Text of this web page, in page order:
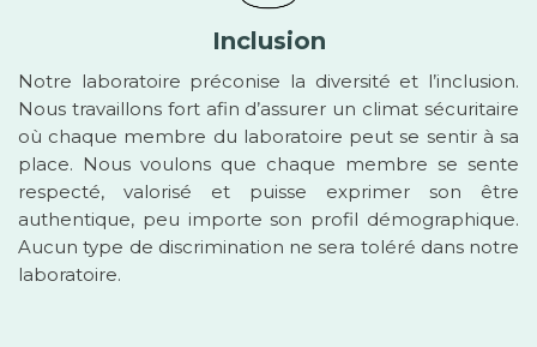
Inclusion
Notre laboratoire préconise la diversité et l’inclusion.
Nous travaillons fort afin d’assurer un climat sécuritaire
où chaque membre du laboratoire peut se sentir à sa
place. Nous voulons que chaque membre se sente
respecté, valorisé et puisse exprimer son être
authentique, peu importe son profil démographique.
Aucun type de discrimination ne sera toléré dans notre
laboratoire.